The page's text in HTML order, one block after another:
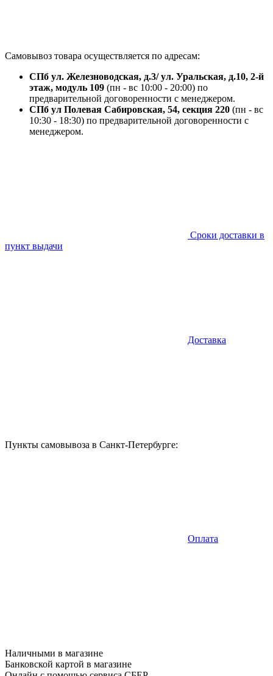
Самовывоз товара осуществляется по адресам:
СПб ул. Железноводская, д.3/ ул. Уральская, д.10, 2-й
этаж, модуль 109 (пн - вс 10:00 - 20:00) по
предварительной договоренности с менеджером.
СПб ул Полевая Сабировская, 54, секция 220 (пн - вс
10:30 - 18:30) по предварительной договоренности с
менеджером.
Сроки доставки в
пункт выдачи
Доставка
Пункты самовывоза в Санкт-Петербурге:
Оплата
Наличными в магазине
Банковской картой в магазине